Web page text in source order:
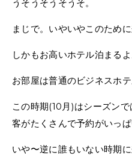
うそうそうそうそ。
まじで。いやいやこのために
しかもお高いホテル泊まるよ
お部屋は普通のビジネスホテ
この時期(10月)はシーズン
客がたくさんで予約がいっぱ
いや〜逆に誰もいない時期